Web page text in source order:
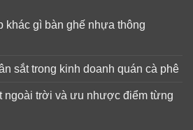
khác gì bàn ghế nhựa thông
sắt trong kinh doanh quán cà phê
ngoài trời và ưu nhược điểm từng